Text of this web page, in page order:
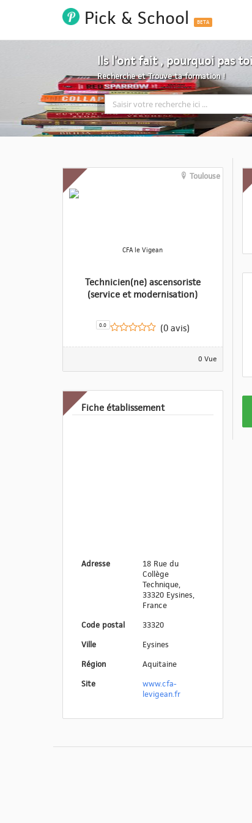
Pick & School BETA
Ils l'ont fait , pourquoi pas
Recherche et Trouve ta formation !
Toulouse
CFA le Vigean
Technicien(ne) ascensoriste
(service et modernisation)
0.0 (0 avis)
0 Vue
Fiche établissement
Adresse
18 Rue du
Collège
Technique,
33320 Eysines,
France
Code postal
33320
Ville
Eysines
Région
Aquitaine
Site
www.cfa-
levigean.fr